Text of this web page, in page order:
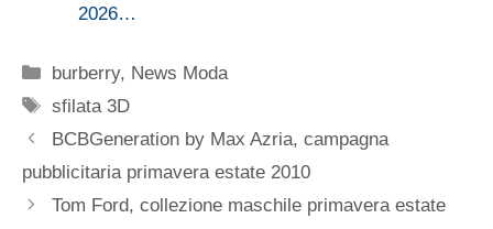
2026…
Categorie
burberry, News Moda
Tag
sfilata 3D
BCBGeneration by Max Azria, campagna
pubblicitaria primavera estate 2010
Tom Ford, collezione maschile primavera estate